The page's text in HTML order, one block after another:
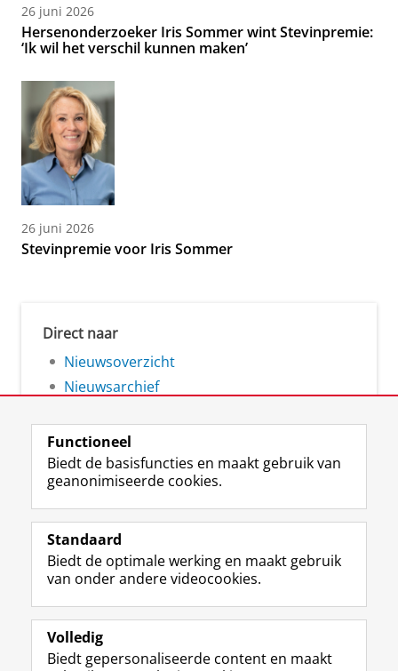
26 juni 2026
Hersenonderzoeker Iris Sommer wint Stevinpremie:
‘Ik wil het verschil kunnen maken’
26 juni 2026
Stevinpremie voor Iris Sommer
Direct naar
Nieuwsoverzicht
Nieuwsarchief
Volg de RUG
F
a
e
b
o
p
L
i
k
e
I
-
R
S
-
f
e
R
I
n
t
r
m
Y
o
T
e
k
Studiekiezers
Alumni
Over ons
Functioneel
Biedt de basisfuncties en maakt gebruik van
geanonimiseerde cookies.
Standaard
Biedt de optimale werking en maakt gebruik
van onder andere videocookies.
Volledig
Biedt gepersonaliseerde content en maakt